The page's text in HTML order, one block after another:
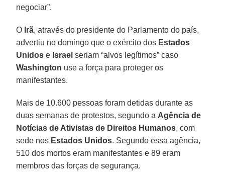
negociar”.
O Irã, através do presidente do Parlamento do país,
advertiu no domingo que o exército dos Estados
Unidos e Israel seriam “alvos legítimos” caso
Washington use a força para proteger os
manifestantes.
Mais de 10.600 pessoas foram detidas durante as
duas semanas de protestos, segundo a Agência de
Notícias de Ativistas de Direitos Humanos, com
sede nos Estados Unidos. Segundo essa agência,
510 dos mortos eram manifestantes e 89 eram
membros das forças de segurança.